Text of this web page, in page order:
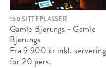
150 SITTEPLASSER
Gamle Bjørungs - Gamle
Bjørungs
Fra 9 900 kr inkl. servering
for 20 pers.